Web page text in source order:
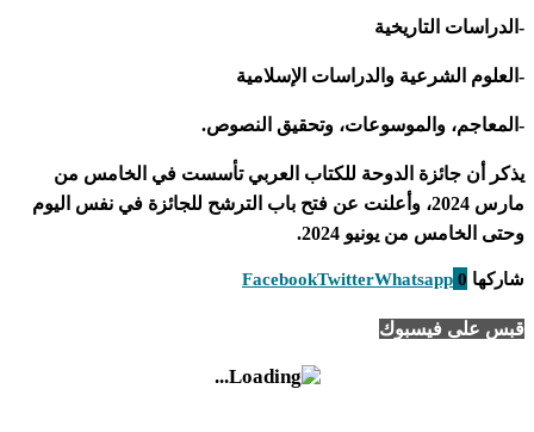
-الدراسات التاريخية
-العلوم الشرعية والدراسات الإسلامية
-المعاجم، والموسوعات، وتحقيق النصوص.
يذكر أن جائزة الدوحة للكتاب العربي تأسست في الخامس من
مارس 2024، وأعلنت عن فتح باب الترشح للجائزة في نفس اليوم
وحتى الخامس من يونيو 2024.
شاركها 0
FacebookTwitterWhatsapp
قبس على فيسبوك